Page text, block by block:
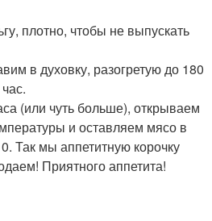
плотно, чтобы не выпускать
в духовку, разогретую до 180
(или чуть больше), открываем
и оставляем мясо в
Так мы аппетитную корочку
Приятного аппетита!